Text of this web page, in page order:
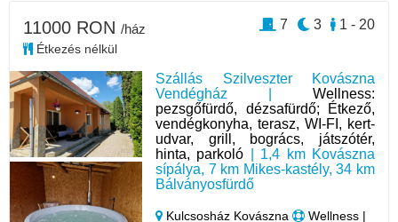
Szállás Szilveszter Kovászna
Vendégház | Wellness:
pezsgőfürdő, dézsafürdő; Étkező,
vendégkonyha, terasz, WI-FI, kert-
udvar, grill, bogrács, játszótér,
hinta, parkoló | 1,4 km Kovászna
sípálya, 7 km Mikes-kastély, 34 km
Bálványosfürdő
Kulcsosház Kovászna Wellness |
11000 RON /ház
Étkezés nélkül
1 - 20
3
7